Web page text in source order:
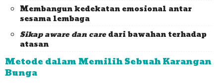
Membangun kedekatan emosional antar
sesama lembaga
Sikap aware dan caredari bawahan terhadap
atasan
Metode dalam Memilih Sebuah Karangan
Bunga